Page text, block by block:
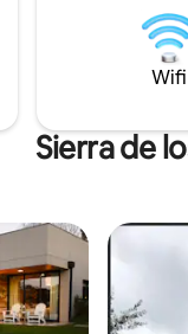
Wifi
Sierra de
appréciés